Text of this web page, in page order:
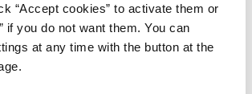
“Accept cookies” to activate them or
if you do not want them. You can
at any time with the button at the